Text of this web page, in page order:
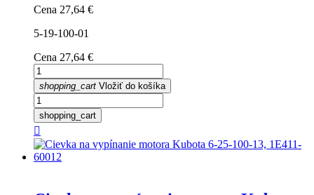
Cena 27,64 €
5-19-100-01
Cena 27,64 €
shopping_cart Vložiť do košíka
shopping_cart
